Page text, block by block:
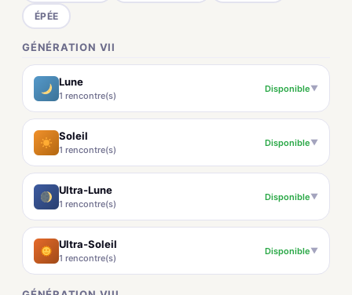
ÉPÉE
GÉNÉRATION VII
Lune
1 rencontre(s)
Disponible▼
Soleil
1 rencontre(s)
Disponible▼
Ultra-Lune
1 rencontre(s)
Disponible▼
Ultra-Soleil
1 rencontre(s)
Disponible▼